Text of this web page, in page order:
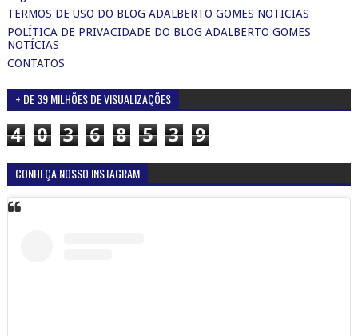
TERMOS DE USO DO BLOG ADALBERTO GOMES NOTICIAS
POLÍTICA DE PRIVACIDADE DO BLOG ADALBERTO GOMES
NOTÍCIAS
CONTATOS
+ DE 39 MILHÕES DE VISUALIZAÇÕES
4 0 3 6 8 5 3 9
CONHEÇA NOSSO INSTAGRAM